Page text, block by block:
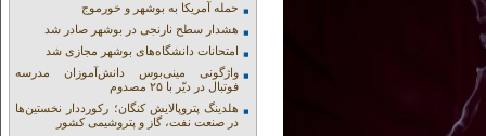
حمله آمریکا به بوشهر و خورموج
هشدار سطح نارنجی در بوشهر صادر شد
امتحانات دانشگاه‌های بوشهر مجازی شد
واژگونی مینی‌بوس دانش‌آموزان مدرسه
فوتبال در دیّر با ۲۵ مصدوم
هلدینگ پتروپالایش کنگان؛ رکورددار نخستین‌ها
در صنعت نفت، گاز و پتروشیمی کشور